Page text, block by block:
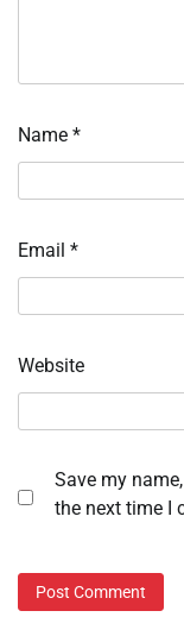
Name *
Email *
Website
Save my
the next time I